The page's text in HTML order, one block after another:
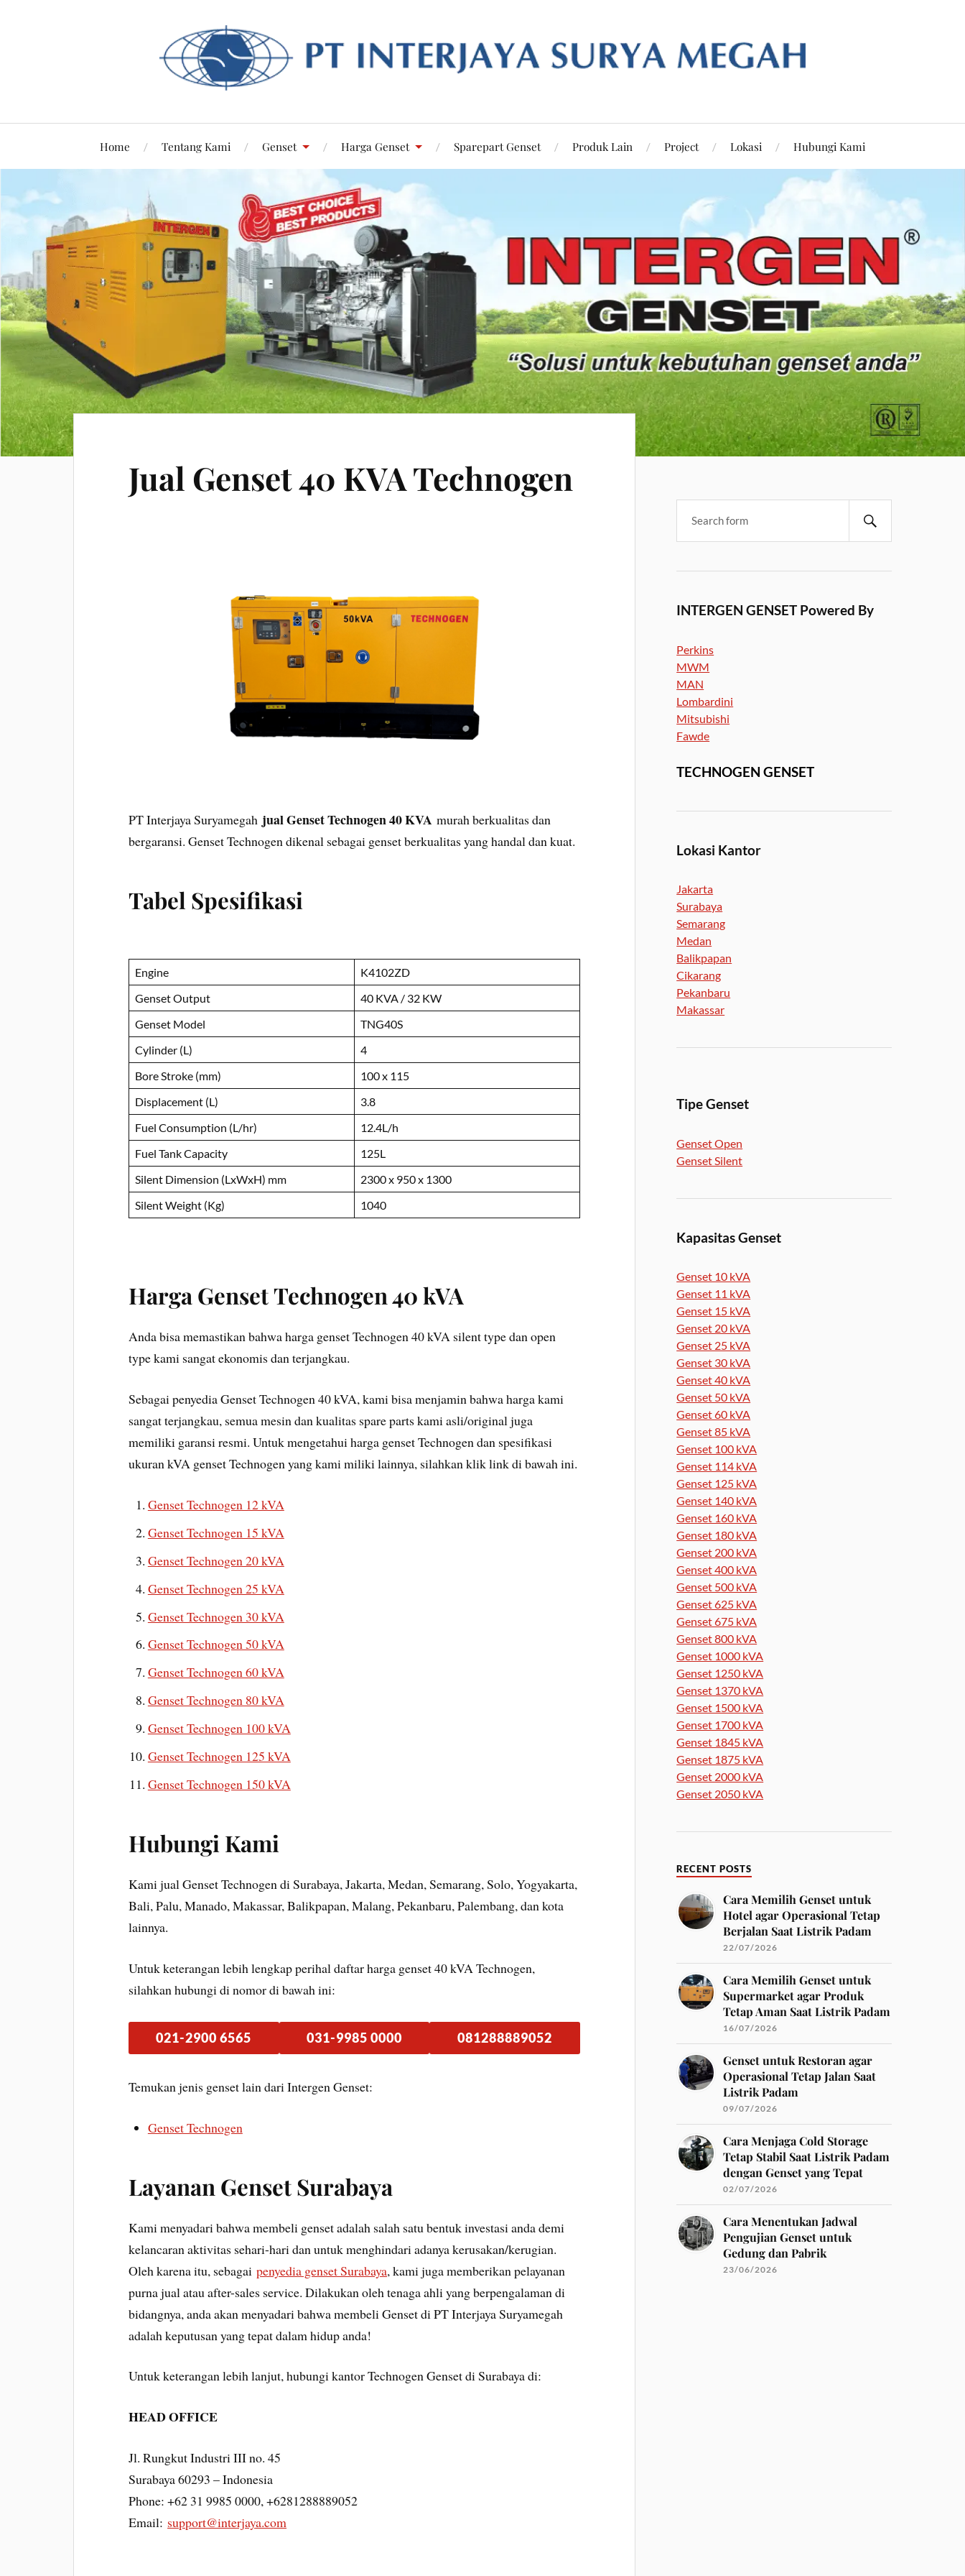
Home Tentang Kami Genset Harga Genset Sparepart Genset Produk Lain Project Lokasi Hubungi Kami
Jual Genset 40 KVA Technogen
PT Interjaya Suryamegah jual Genset Technogen 40 KVA murah berkualitas dan
bergaransi. Genset Technogen dikenal sebagai genset berkualitas yang handal dan kuat.
Tabel Spesifikasi
Engine
K4102ZD
Genset Output
40 KVA / 32 KW
Genset Model
TNG40S
Cylinder (L)
4
Bore Stroke (mm)
100 x 115
Displacement (L)
3.8
Fuel Consumption (L/hr)
12.4L/h
Fuel Tank Capacity
125L
Silent Dimension (LxWxH) mm
2300 x 950 x 1300
Silent Weight (Kg)
1040
Harga GensetTechnogen 40 kVA
Anda bisa memastikan bahwa harga genset Technogen 40 kVA silent type dan open
type kami sangat ekonomis dan terjangkau.
Sebagai penyedia Genset Technogen 40 kVA, kami bisa menjamin bahwa harga kami
sangat terjangkau, semua mesin dan kualitas spare parts kami asli/original juga
memiliki garansi resmi. Untuk mengetahui harga genset Technogen dan spesifikasi
ukuran kVA genset Technogen yang kami miliki lainnya, silahkan klik link di bawah ini.
Genset Technogen 12 kVA
Genset Technogen 15 kVA
Genset Technogen 20 kVA
Genset Technogen 25 kVA
Genset Technogen 30 kVA
Genset Technogen 50 kVA
Genset Technogen 60 kVA
Genset Technogen 80 kVA
Genset Technogen 100 kVA
Genset Technogen 125 kVA
Genset Technogen 150 kVA
Hubungi Kami
Kami jual Genset Technogen di Surabaya, Jakarta, Medan, Semarang, Solo, Yogyakarta,
Bali, Palu, Manado, Makassar, Balikpapan, Malang, Pekanbaru, Palembang, dan kota
lainnya.
Untuk keterangan lebih lengkap perihal daftar harga genset 40 kVA Technogen,
silahkan hubungi di nomor di bawah ini:
021-2900 6565 031-9985 0000 081288889052
Temukan jenis genset lain dari Intergen Genset:
Genset Technogen
Layanan Genset Surabaya
Kami menyadari bahwa membeli genset adalah salah satu bentuk investasi anda demi
kelancaran aktivitas sehari-hari dan untuk menghindari adanya kerusakan/kerugian.
Oleh karena itu, sebagaipenyedia genset Surabaya, kami juga memberikan pelayanan
purna jual atau after-sales service. Dilakukan oleh tenaga ahli yang berpengalaman di
bidangnya, anda akan menyadari bahwa membeli Genset di PT Interjaya Suryamegah
adalah keputusan yang tepat dalam hidup anda!
Untuk keterangan lebih lanjut, hubungi kantor Technogen Genset di Surabaya di:
HEAD OFFICE
Jl. Rungkut Industri III no. 45
Surabaya 60293 – Indonesia
Phone: +62 31 9985 0000, +6281288889052
Email: support@interjaya.com
INTERGEN GENSET Powered By
Perkins
MWM
MAN
Lombardini
Mitsubishi
Fawde
TECHNOGEN GENSET
Lokasi Kantor
Jakarta
Surabaya
Semarang
Medan
Balikpapan
Cikarang
Pekanbaru
Makassar
Tipe Genset
Genset Open
Genset Silent
Kapasitas Genset
Genset 10 kVA
Genset 11 kVA
Genset 15 kVA
Genset 20 kVA
Genset 25 kVA
Genset 30 kVA
Genset 40 kVA
Genset 50 kVA
Genset 60 kVA
Genset 85 kVA
Genset 100 kVA
Genset 114 kVA
Genset 125 kVA
Genset 140 kVA
Genset 160 kVA
Genset 180 kVA
Genset 200 kVA
Genset 400 kVA
Genset 500 kVA
Genset 625 kVA
Genset 675 kVA
Genset 800 kVA
Genset 1000 kVA
Genset 1250 kVA
Genset 1370 kVA
Genset 1500 kVA
Genset 1700 kVA
Genset 1845 kVA
Genset 1875 kVA
Genset 2000 kVA
Genset 2050 kVA
RECENT POSTS
Cara Memilih Genset untuk
Hotel agar Operasional Tetap
Berjalan Saat Listrik Padam
22/07/2026
Cara Memilih Genset untuk
Supermarket agar Produk
Tetap Aman Saat Listrik Padam
16/07/2026
Genset untuk Restoran agar
Operasional Tetap Jalan Saat
Listrik Padam
09/07/2026
Cara Menjaga Cold Storage
Tetap Stabil Saat Listrik Padam
dengan Genset yang Tepat
02/07/2026
Cara Menentukan Jadwal
Pengujian Genset untuk
Gedung dan Pabrik
23/06/2026